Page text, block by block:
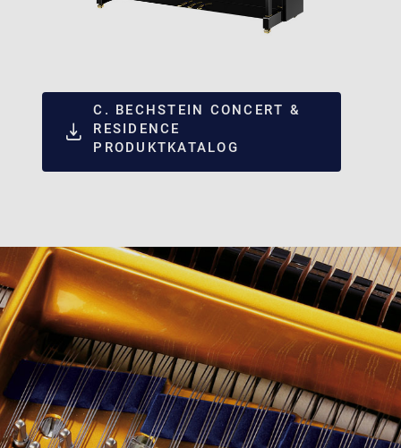
C. BECHSTEIN CONCERT &
RESIDENCE
PRODUKTKATALOG